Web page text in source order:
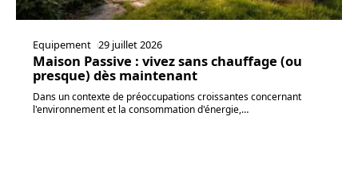
Equipement 29 juillet 2026
Maison Passive : vivez sans chauffage (ou
presque) dès maintenant
Dans un contexte de préoccupations croissantes concernant
l'environnement et la consommation d'énergie,…